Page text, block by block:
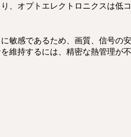
、オプトエレクトロニクスは低
敏感であるため、画質、信号の
維持するには、精密な熱管理が